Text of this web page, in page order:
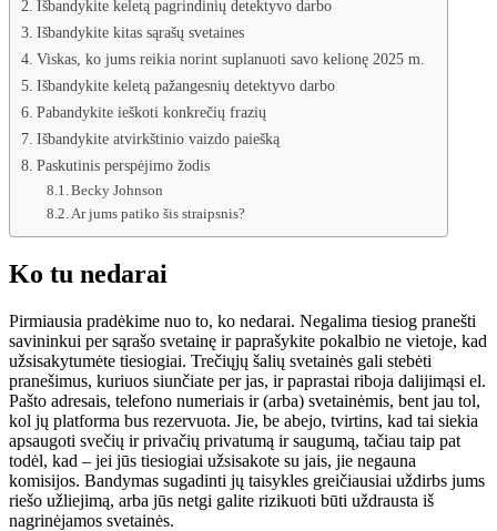
Išbandykite keletą pagrindinių detektyvo darbo
Išbandykite kitas sąrašų svetaines
Viskas, ko jums reikia norint suplanuoti savo kelionę 2025 m.
Išbandykite keletą pažangesnių detektyvo darbo
Pabandykite ieškoti konkrečių frazių
Išbandykite atvirkštinio vaizdo paiešką
Paskutinis perspėjimo žodis
Becky Johnson
Ar jums patiko šis straipsnis?
Ko tu nedarai
Pirmiausia pradėkime nuo to, ko nedarai. Negalima tiesiog pranešti
savininkui per sąrašo svetainę ir paprašykite pokalbio ne vietoje, kad
užsisakytumėte tiesiogiai. Trečiųjų šalių svetainės gali stebėti
pranešimus, kuriuos siunčiate per jas, ir paprastai riboja dalijimąsi el.
Pašto adresais, telefono numeriais ir (arba) svetainėmis, bent jau tol,
kol jų platforma bus rezervuota. Jie, be abejo, tvirtins, kad tai siekia
apsaugoti svečių ir privačių privatumą ir saugumą, tačiau taip pat
todėl, kad – jei jūs tiesiogiai užsisakote su jais, jie negauna
komisijos. Bandymas sugadinti jų taisykles greičiausiai uždirbs jums
riešo užliejimą, arba jūs netgi galite rizikuoti būti uždrausta iš
nagrinėjamos svetainės.